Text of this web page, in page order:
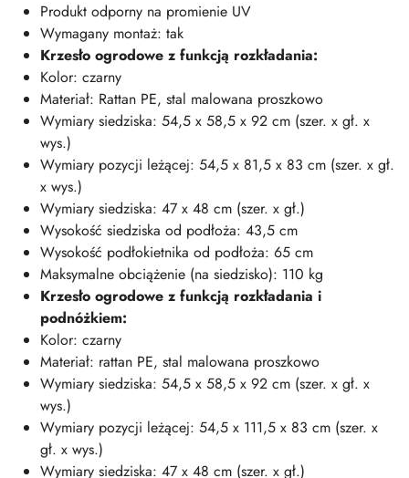
Produkt odporny na promienie UV
Wymagany montaż: tak
Krzesło ogrodowe z funkcją rozkładania:
Kolor: czarny
Materiał: Rattan PE, stal malowana proszkowo
Wymiary siedziska: 54,5 x 58,5 x 92 cm (szer. x gł. x
wys.)
Wymiary pozycji leżącej: 54,5 x 81,5 x 83 cm (szer. x gł.
x wys.)
Wymiary siedziska: 47 x 48 cm (szer. x gł.)
Wysokość siedziska od podłoża: 43,5 cm
Wysokość podłokietnika od podłoża: 65 cm
Maksymalne obciążenie (na siedzisko): 110 kg
Krzesło ogrodowe z funkcją rozkładania i
podnóżkiem:
Kolor: czarny
Materiał: rattan PE, stal malowana proszkowo
Wymiary siedziska: 54,5 x 58,5 x 92 cm (szer. x gł. x
wys.)
Wymiary pozycji leżącej: 54,5 x 111,5 x 83 cm (szer. x
gł. x wys.)
Wymiary siedziska: 47 x 48 cm (szer. x gł.)